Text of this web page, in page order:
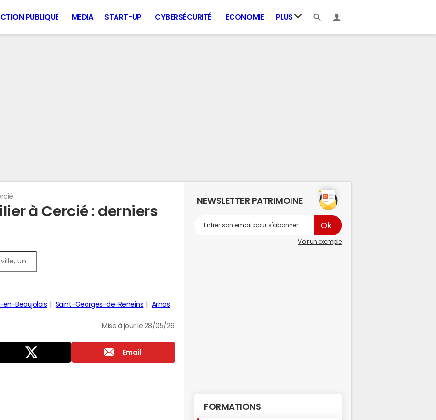
PUBLIQUE MEDIA START-UP CYBERSÉCURITÉ ECONOMIE PLUS
à Cercié : derniers
en-Beaujolais Saint-Georges-de-Reneins Arnas
Mise à jour le 28/05/26
Email
NEWSLETTER PATRIMOINE
Voir un exemple
FORMATIONS